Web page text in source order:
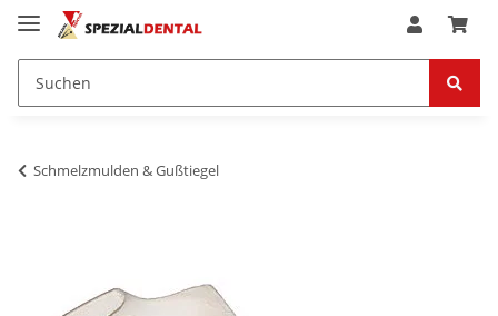
Schmelzmulden & Gußtiegel